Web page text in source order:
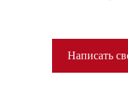
Написать